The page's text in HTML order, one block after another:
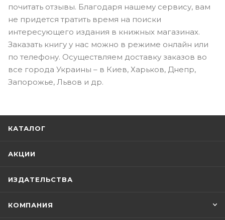
почитать отзывы. Благодаря нашему сервису, вам
не придется тратить время на поиски
интересующего издания в книжных магазинах.
Заказать книгу у нас можно в режиме онлайн или
по телефону. Осуществляем доставку заказов во
все города Украины – в Киев, Харьков, Днепр,
Запорожье, Львов и др.
КАТАЛОГ
АКЦИИ
ИЗДАТЕЛЬСТВА
КОМПАНИЯ